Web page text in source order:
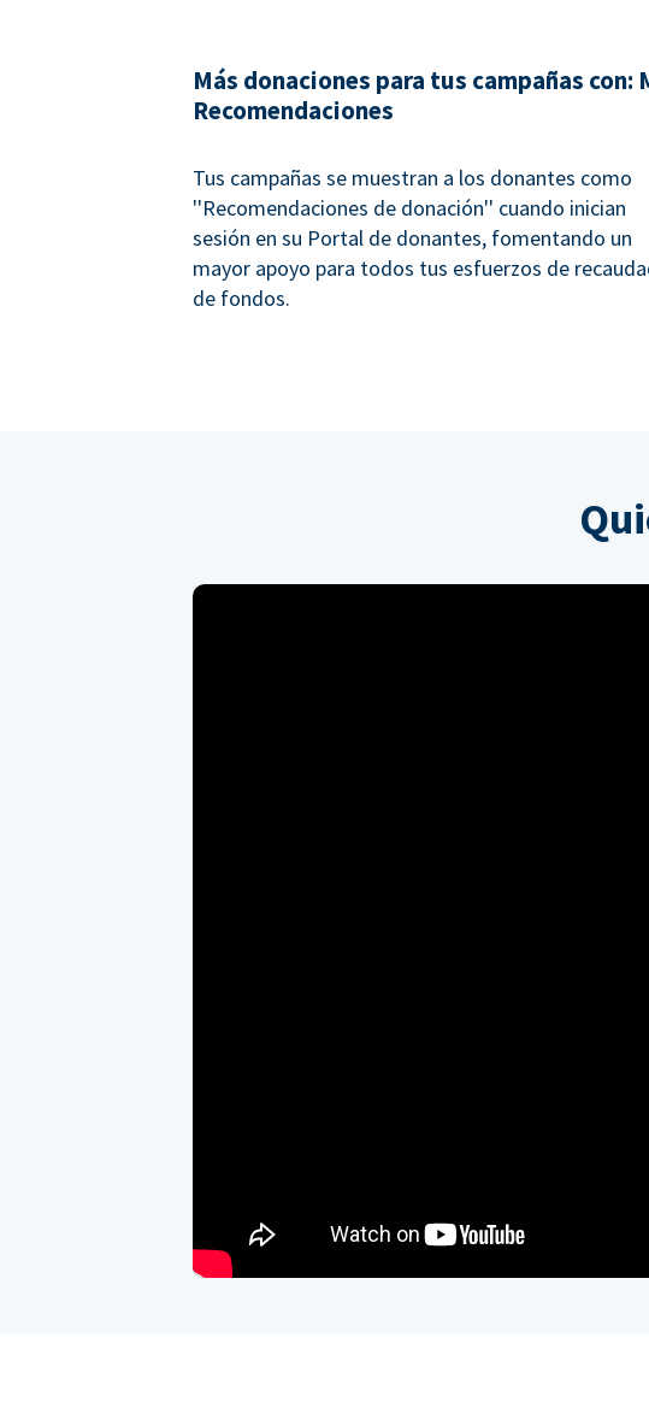
Más donaciones para tus campañas con:
Recomendaciones
Tus campañas se muestran a los donantes como
''Recomendaciones de donación'' cuando inician
sesión en su Portal de donantes, fomentando un
mayor apoyo para todos tus esfuerzos de
de fondos.